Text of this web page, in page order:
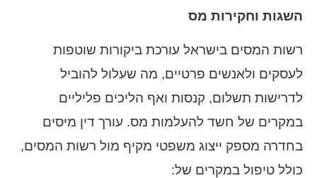
השגות וחקירות מס
רשות המסים בישראל עורכת ביקורות שוטפות
לעסקים ולאנשים פרטיים, מה שעלול להוביל
לדרישות תשלום, קנסות ואף הליכים פליליים
במקרים של חשד להעלמות מס. עורך דין מיסים
בחדרה מספק ייצוג משפטי מקיף מול רשות המסים,
כולל טיפול במקרים של: